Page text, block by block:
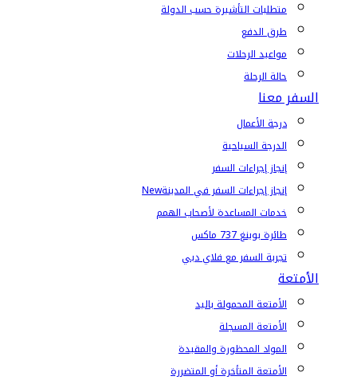
متطلبات التأشيرة حسب الدولة
طرق الدفع
مواعيد الرحلات
حالة الرحلة
السفر معنا
درجة الأعمال
الدرجة السياحية
إنجاز إجراءات السفر
إنجاز إجراءات السفر في المدينةNew
خدمات المساعدة لأصحاب الهمم
طائرة بوينغ 737 ماكس
تجربة السفر مع فلاي دبي
الأمتعة
الأمتعة المحمولة باليد
الأمتعة المسجلة
المواد المحظورة والمقيدة
الأمتعة المتأخرة أو المتضررة